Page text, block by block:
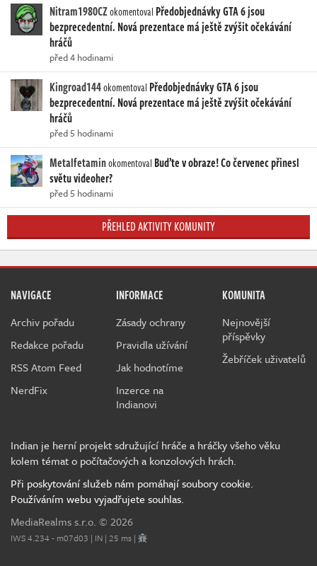
Nitram1980CZokomentoval Předobjednávky GTA 6 jsou
bezprecedentní. Nová prezentace má ještě zvýšit očekávání
hráčů
před 4 hodinami
Kingroad144okomentoval Předobjednávky GTA 6 jsou
bezprecedentní. Nová prezentace má ještě zvýšit očekávání
hráčů
před 5 hodinami
Metalfetaminokomentoval Buďte v obraze! Co červenec přinesl
světu videoher?
před 5 hodinami
PŘEHLED AKTIVITY KOMUNITY
NAVIGACE
Archiv pořadu
Redakce pořadu
RSS Atom Feed
NerdFix
INFORMACE
Zásady ochrany
Pravidla užívání
Jak hodnotíme
Inzerce na
Indianovi
KOMUNITA
Nejnovější
příspěvky
Žebříček uživatelů
Indian je herní projekt sdružující hráče a hráčky všeho věku
kolem témat o počítačových a konzolových hrách.
Při poskytování služeb nám pomáhají soubory cookie.
Používáním webu vyjadřujete souhlas.
MediaRealms s.r.o. © 2026
IWS 4.234 - m07d03 | IN | 25 ms |